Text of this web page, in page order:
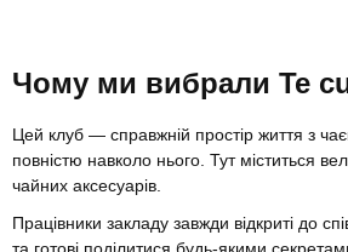
Чому ми вибрали Te
Цей клуб — справжній простір життя з
повністю навколо нього. Тут міститься
чайних аксесуарів.
Працівники закладу завжди відкриті до